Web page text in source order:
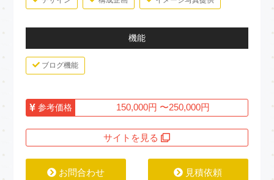
機能
ブログ機能
参考価格 150,000円 〜250,000円
サイトを見る
お問合わせ 見積依頼